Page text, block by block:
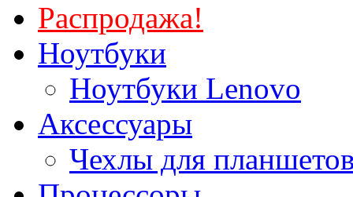
Распродажа!
Ноутбуки
Ноутбуки Lenovo
Аксессуары
Чехлы для